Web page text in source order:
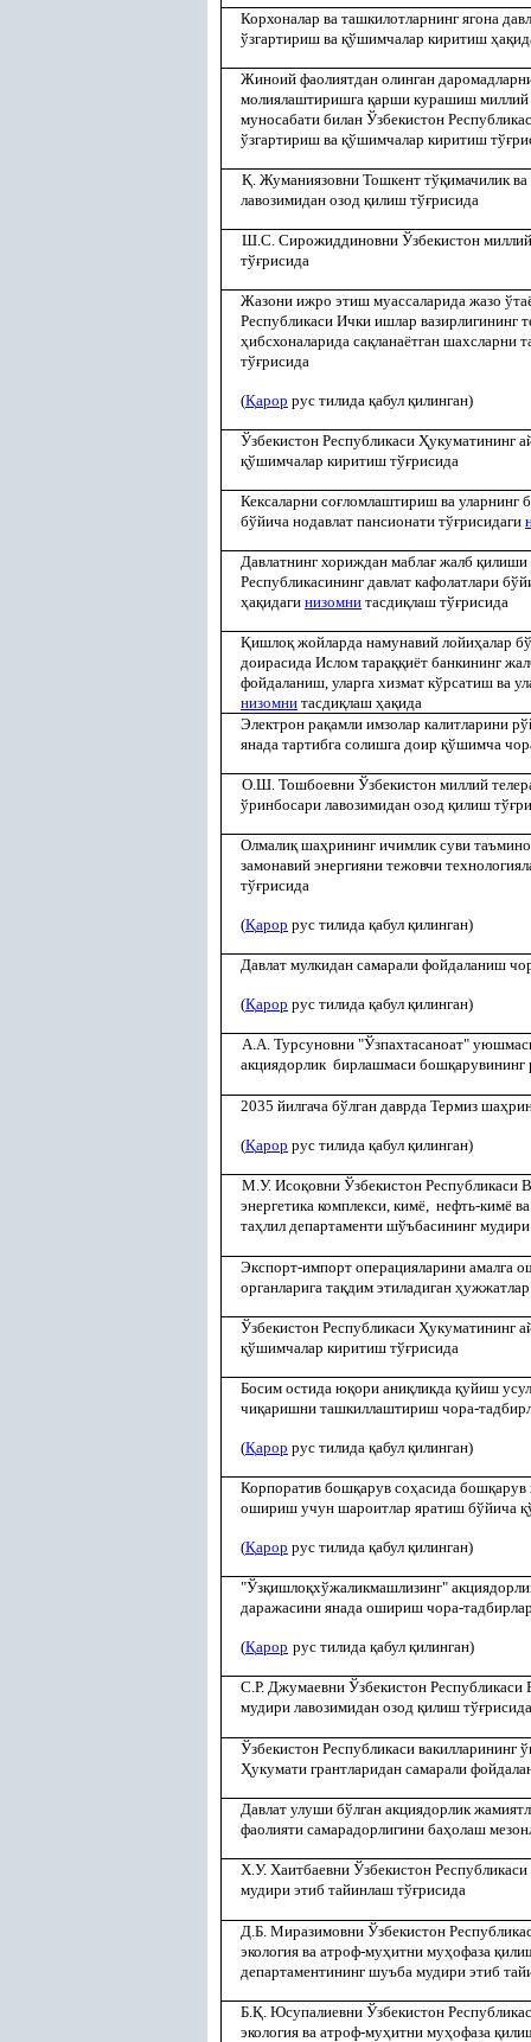
Корхоналар ва ташкилотларнинг ягона
ўзгартириш ва қўшимчалар киритиш ҳақ
Жиноий фаолиятдан олинган
молиялаштиришга қарши курашиш миллий
муносабати билан Ўзбекистон
ўзгартириш ва қўшимчалар киритиш тўғ
Қ. Жуманиязовни Тошкент тўқимачилик
лавозимидан озод қилиш тўғрисида
Ш.С. Сирожиддиновни Ўзбекистон миллий
тўғрисида
Жазони ижро этиш муассаларида жазо
Республикаси Ички ишлар вазирлигининг
ҳибсхоналарида сақланаётган шахсларни
тўғрисида
(Қарор рус тилида қабул қилинган)
Ўзбекистон Республикаси Ҳукуматининг
қўшимчалар киритиш тўғрисида
Кексаларни соғломлаштириш ва уларнинг
бўйича нодавлат пансионати тўғрисидаги
Давлатнинг хориждан маблағ жалб қилиши
Республикасининг давлат кафолатлари
ҳақидаги низомни тасдиқлаш тўғрисида
Қишлоқжойларда намунавий лойиҳалар
доирасида Ислом тараққиёт банкининг
фойдаланиш, уларга хизмат кўрсатиш ва
низомни тасдиқлаш ҳақида
Электрон рақамли имзолар калитларини
янада тартибга солишга доир қўшимча
О.Ш. Тошбоевни Ўзбекистон миллий
ўринбосари лавозимидан озод қилиш тўғ
Олмалиқшаҳрининг ичимлик суви
замонавий энергияни тежовчи
тўғрисида
(Қарор рус тилида қабул қилинган)
Давлат мулкидан самарали фойдаланиш
(Қарор рус тилида қабул қилинган)
А.А. Турсуновни "Ўзпахтасаноат"
акциядорлик бирлашмаси бошқарувининг
2035 йилгача бўлган даврда Термиз шаҳ
(Қарор рус тилида қабул қилинган)
М.У. Исоқовни Ўзбекистон Республикаси
энергетика комплекси, кимё, нефть-кимё
таҳлил департаменти шўъбасининг
Экспорт-импорт операцияларини амалга
органларига тақдим этиладиган ҳ
Ўзбекистон Республикаси Ҳукуматининг
қўшимчалар киритиш тўғрисида
Босим остида юқори аниқликда қуйиш
чиқаришни ташкиллаштириш чора-
(Қарор рус тилида қабул қилинган)
Корпоратив бошқарув соҳасида бошқарув
ошириш учун шароитлар яратиш бўйича қ
(Қарор рус тилида қабул қилинган)
"Ўзқишлоқхўжаликмашлизинг"
даражасини янада ошириш чора-
(Қарор рус тилида қабул қилинган)
С.Р. Джумаевни Ўзбекистон Республикаси
мудири лавозимидан озод қилиш тўғ
Ўзбекистон Республикаси вакилларининг ў
Ҳукумати грантларидан самарали
Давлат улуши бўлган акциядорлик
фаолияти самарадорлигини баҳолаш
Х.У. Хаитбаевни Ўзбекистон
мудири этиб тайинлаш тўғрисида
Д.Б. Миразимовни Ўзбекистон
экология ва атроф-муҳитни муҳофаза қ
департаментининг шуъба мудири этиб
Б.Қ. Юсупалиевни Ўзбекистон
экология ва атроф-муҳитни муҳофаза қ